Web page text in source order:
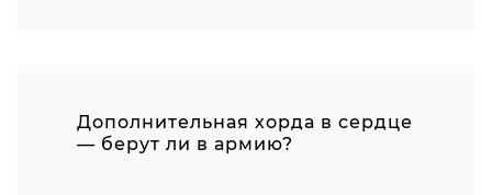
Дополнительная хорда в сердце
— берут ли в армию?